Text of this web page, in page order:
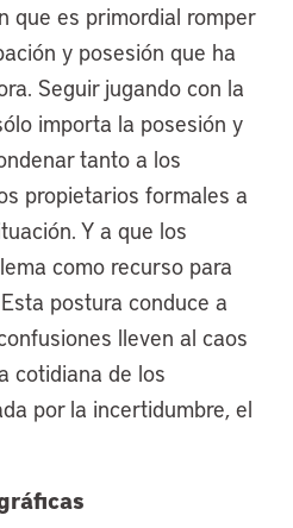
que es primordial romper
y posesión que ha
Seguir jugando con la
importa la posesión y
tanto a los
propietarios formales a
Y a que los
como recurso para
postura conduce a
lleven al caos
cotidiana de los
por la incertidumbre, el